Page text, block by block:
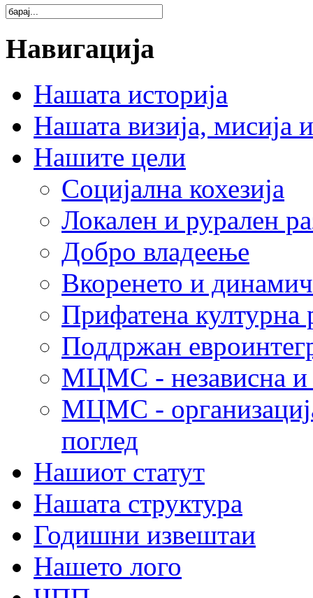
Навигација
Нашата историја
Нашата визија, мисија и
Нашите цели
Социјална кохезија
Локален и рурален
Добро владеење
Вкоренето и
Прифатена културна
Поддржан
МЦМС - независна и
МЦМС -
поглед
Нашиот статут
Нашата структура
Годишни извештаи
Нашето лого